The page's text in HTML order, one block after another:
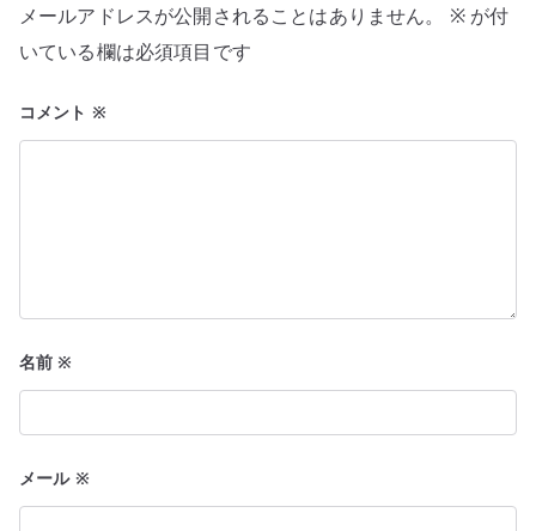
ョ
ン
メールアドレスが公開されることはありません。 ※が付
いている欄は必須項目です
コメント ※
名前※
メール ※